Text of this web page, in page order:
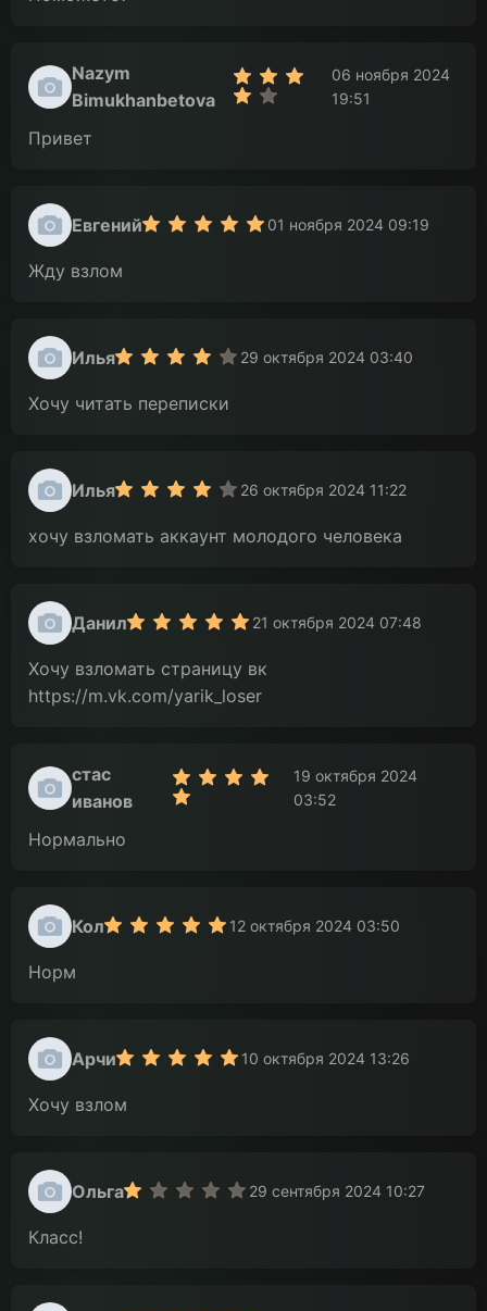
Nazym
Bimukhanbetova
06 ноября 2024
19:51
Привет
Евгений 01 ноября 2024 09:19
Жду взлом
Илья 29 октября 2024 03:40
Хочу читать переписки
Илья 26 октября 2024 11:22
хочу взломать аккаунт молодого человека
Данил 21 октября 2024 07:48
Хочу взломать страницу вк
https://m.vk.com/yarik_loser
стас
иванов
19 октября 2024
03:52
Нормально
Кол 12 октября 2024 03:50
Норм
Арчи 10 октября 2024 13:26
Хочу взлом
Ольга 29 сентября 2024 10:27
Класс!